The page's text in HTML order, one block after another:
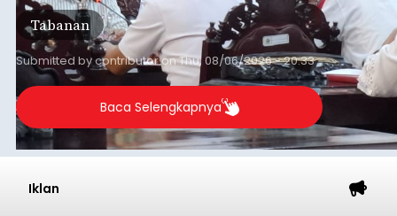
Tabanan
Submitted bycontributoronThu, 08/06/2026 - 20:33
Baca Selengkapnya
Iklan